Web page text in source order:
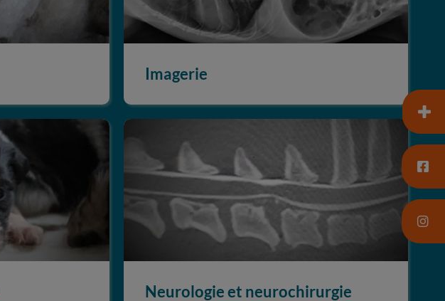
Imagerie
Neurologie et neurochirurgie
Neurologie et neurochirurgie